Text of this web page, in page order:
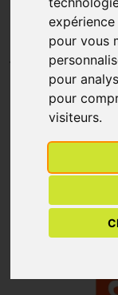
pour vous
pour
pour
visiteurs.
ELMEX